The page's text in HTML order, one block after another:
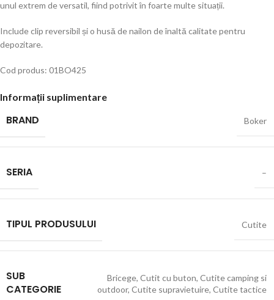
unul extrem de versatil, fiind potrivit în foarte multe situații.
Include clip reversibil și o husă de nailon de înaltă calitate pentru
depozitare.
Cod produs: 01BO425
Informații suplimentare
BRAND Boker
SERIA –
TIPUL PRODUSULUI Cutite
SUB
CATEGORIE
Bricege, Cutit cu buton, Cutite camping si
outdoor, Cutite supravietuire, Cutite tactice